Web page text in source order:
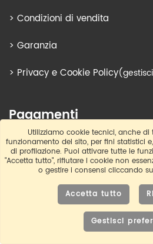
0721 27133
> Condizioni di vendita
> Garanzia
> Privacy e Cookie Policy
Pagamenti
Spedizioni
Utilizziamo cookie tecnici, anche di
funzionamento del sito, per fini statistici
di profilazione. Puoi attivare tutte le
"Accetta tutto", rifiutare i cookie non
o gestire i consensi cliccando su
Accetta tutto
Gestisci